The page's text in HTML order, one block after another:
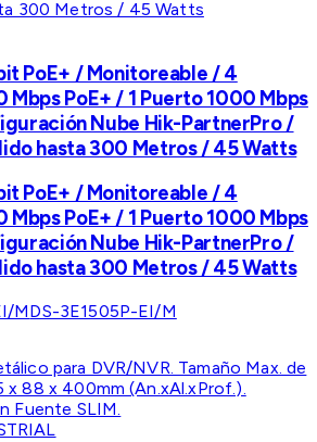
PoE+ / Monitoreable / 4
Mbps PoE+ / 1 Puerto 1000 Mbps
Nube Hik-PartnerPro /
hasta 300 Metros / 45 Watts
PoE+ / Monitoreable / 4
Mbps PoE+ / 1 Puerto 1000 Mbps
Nube Hik-PartnerPro /
hasta 300 Metros / 45 Watts
MDS-3E1505P-EI/M